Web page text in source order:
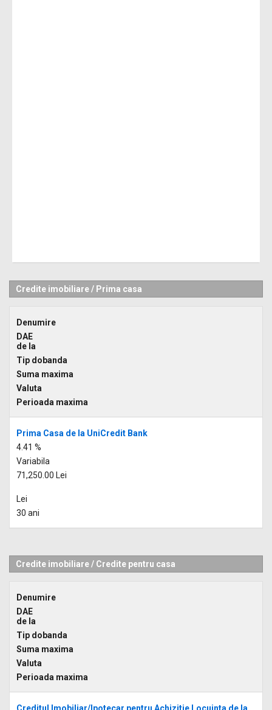
Credite imobiliare/ Prima casa
Denumire
DAE
de la
Tip dobanda
Suma maxima
Valuta
Perioada maxima
Prima Casa de la UniCredit Bank
4.41 %
Variabila
71,250.00 Lei
Lei
30 ani
Credite imobiliare/ Credite pentru casa
Denumire
DAE
de la
Tip dobanda
Suma maxima
Valuta
Perioada maxima
Creditul Imobiliar/Ipotecar pentru Achizitie Locuinta de la